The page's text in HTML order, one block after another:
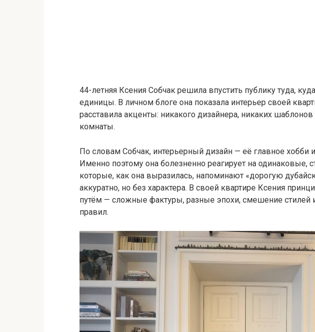
44-летняя Ксения Собчак решила впустить публику туда,
единицы. В личном блоге она показала интерьер своей
расставила акценты: никакого дизайнера, никаких
комнаты.
По словам Собчак, интерьерный дизайн — её главное хобби и
Именно поэтому она болезненно реагирует на одинаковые,
которые, как она выразилась, напоминают «дорогую
аккуратно, но без характера. В своей квартире Ксения
путём — сложные фактуры, разные эпохи, смешение стилей
правил.